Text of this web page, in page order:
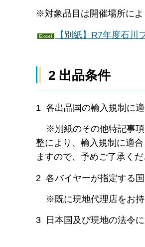
※対象品目は開催場所によ
【別紙】R7年度石川
2 出品条件
1 各出品国の輸入規制に
※別紙のその他特記事項
整により、輸入規制に適
ますので、予めご了承くだ
2 各バイヤーが指定する
※既に現地代理店をお持
3 日本国及び現地の法令